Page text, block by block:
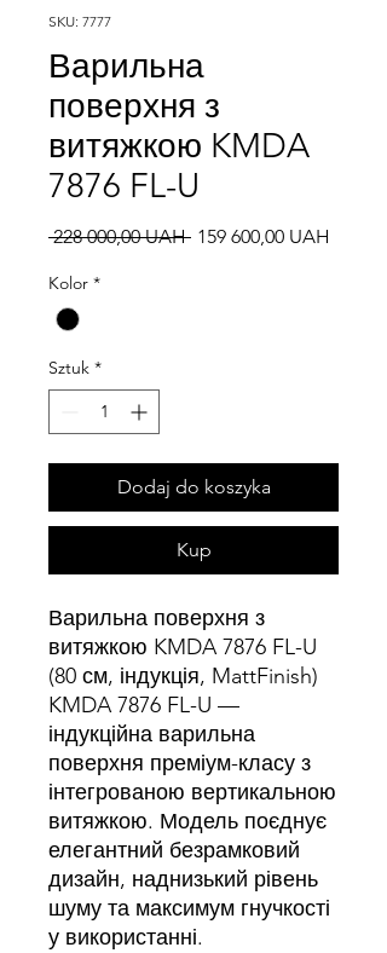
SKU: 7777
Варильна
поверхня з
витяжкою KMDA
7876 FL-U
228 000,00 UAH Regularna
159 600,00 UAH
Kolor *
Sztuk *
Dodaj do koszyka
Kup
Варильна поверхня з
витяжкою KMDA 7876 FL-U
(80 см, індукція, MattFinish)
KMDA 7876 FL-U —
індукційна варильна
поверхня преміум-класу з
інтегрованою вертикальною
витяжкою. Модель поєднує
елегантний безрамковий
дизайн, наднизький рівень
шуму та максимум гнучкості
у використанні.